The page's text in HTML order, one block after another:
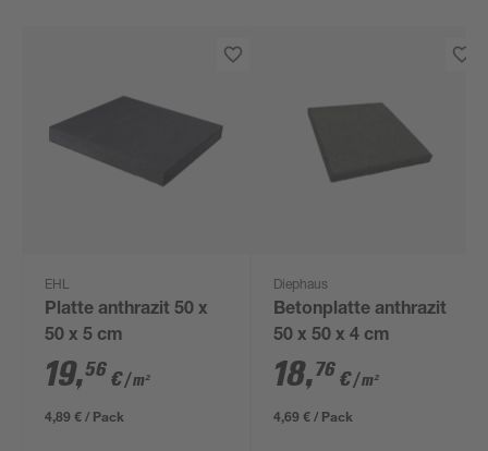
EHL
Platte anthrazit 50 x
50 x 5 cm
19,56 €/ m²
4,89 € / Pack
Diephaus
Betonplatte anthrazit
50 x 50 x 4 cm
18,76 €/ m²
4,69 € / Pack